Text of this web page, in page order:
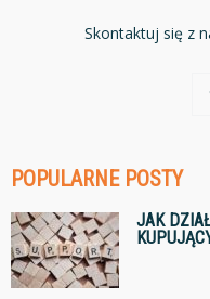
Skontaktuj się z
POPULARNE POSTY
JAK